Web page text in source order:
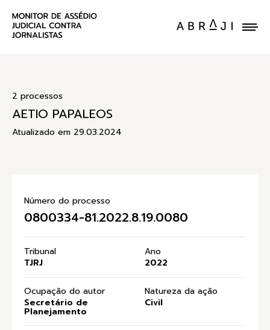
ENVIE UM CASO
2 processos
AETIO PAPALEOS
Atualizado em 29.03.2024
Número do processo
0800334-81.2022.8.19.0080
Tribunal
TJRJ
Ano
2022
Ocupação do autor
Secretário de
Planejamento
Natureza da ação
Civil